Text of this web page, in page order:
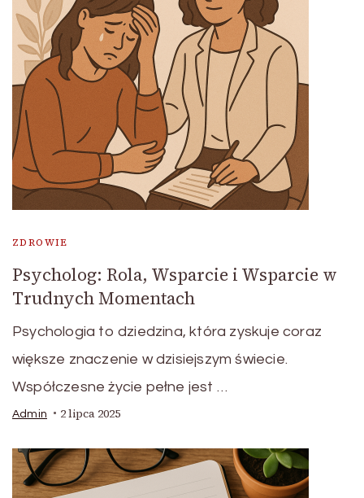
ZDROWIE
Psycholog: Rola, Wsparcie i Wsparcie w
Trudnych Momentach
Psychologia to dziedzina, która zyskuje coraz
większe znaczenie w dzisiejszym świecie.
Współczesne życie pełne jest …
Admin 2 lipca 2025